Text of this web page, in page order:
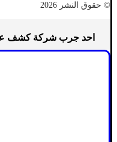
© حقوق النشر 2026
احد جرب شركة كشف